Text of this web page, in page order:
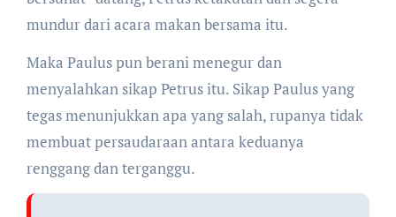
mundur dari acara makan bersama itu.
Maka Paulus pun berani menegur dan
menyalahkan sikap Petrus itu. Sikap Paulus yang
tegas menunjukkan apa yang salah, rupanya tidak
membuat persaudaraan antara keduanya
renggang dan terganggu.